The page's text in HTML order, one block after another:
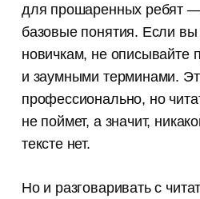
для прошаренных ребят
базовые понятия. Если вы
новичкам, не описывайте
и заумными терминами.
профессионально, но
не поймет, а значит,
тексте нет.
Но и разговаривать с